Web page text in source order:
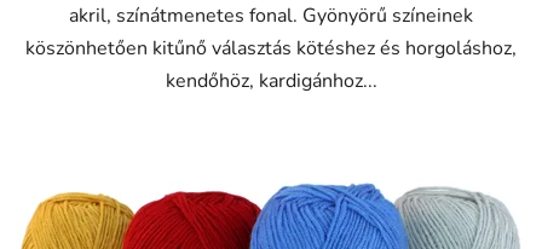
akril, színátmenetes fonal. Gyönyörű színeinek
köszönhetően kitűnő választás kötéshez és horgoláshoz,
kendőhöz, kardigánhoz...